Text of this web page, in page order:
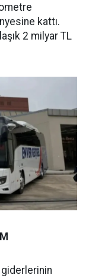
kattı.
2 milyar TL